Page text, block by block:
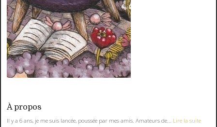
À propos
Il y a 6 ans, je me suis lancée, poussée par mes amis. Amateurs de... Lire la suite